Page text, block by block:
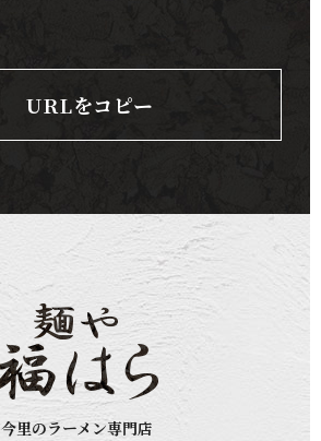
URLをコピー
今里のラーメン専門店